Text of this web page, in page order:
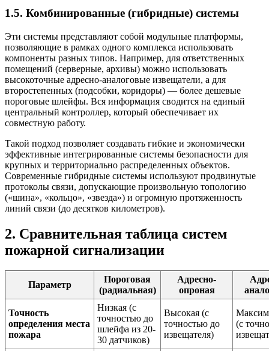
1.5. Комбинированные (гибридные) системы
Эти системы представляют собой модульные платформы,
позволяющие в рамках одного комплекса использовать
компоненты разных типов. Например, для ответственных
помещений (серверные, архивы) можно использовать
высокоточные адресно-аналоговые извещатели, а для
второстепенных (подсобки, коридоры) — более дешевые
пороговые шлейфы. Вся информация сводится на единый
центральный контроллер, который обеспечивает их
совместную работу.
Такой подход позволяет создавать гибкие и экономически
эффективные интегрированные системы безопасности для
крупных и территориально распределенных объектов.
Современные гибридные системы используют продвинутые
протоколы связи, допускающие произвольную топологию
(«шина», «кольцо», «звезда») и огромную протяженность
линий связи (до десятков километров).
2. Сравнительная таблица систем
пожарной сигнализации
Параметр
Пороговая
(радиальная)
Адресно-
опроная
Точность
определения места
пожара
Низкая (с
точностью до
шлейфа из 20-
30 датчиков)
Высокая (с
точностью до
извещателя)
(с